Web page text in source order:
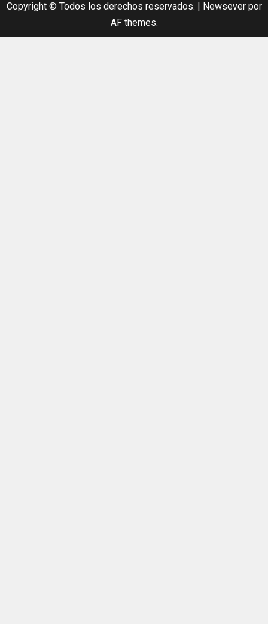
Copyright © Todos los derechos reservados. | Newseverpor
AF themes.